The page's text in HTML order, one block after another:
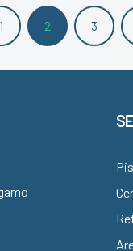
1 2 3